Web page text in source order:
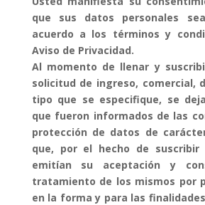
que sus datos personales
acuerdo a los términos y
Aviso de Privacidad.
Al momento de llenar y
solicitud de ingreso, comercial,
tipo que se especifique, se
que fueron informados de las
protección de datos de
que, por el hecho de suscribir
emitían su aceptación y
tratamiento de los mismos por
en la forma y para las